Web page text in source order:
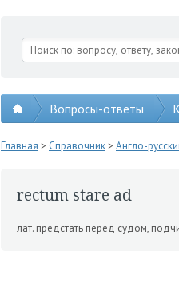
Вопросы-ответы
Главная > Справочник> Англо-
rectum stare ad
лат. предстать перед судом,